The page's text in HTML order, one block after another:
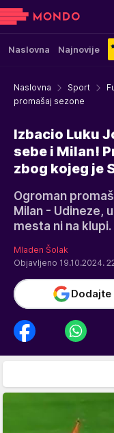
Naslovna Najnovije
Naslovna Sport
promašaj sezone
Izbacio Luku
sebe i Milan!
zbog kojeg je
Ogroman
Milan - Udineze,
mesta ni na klupi.
Mladen Šolak
Objavljeno 19.10.2024.
Dodajte